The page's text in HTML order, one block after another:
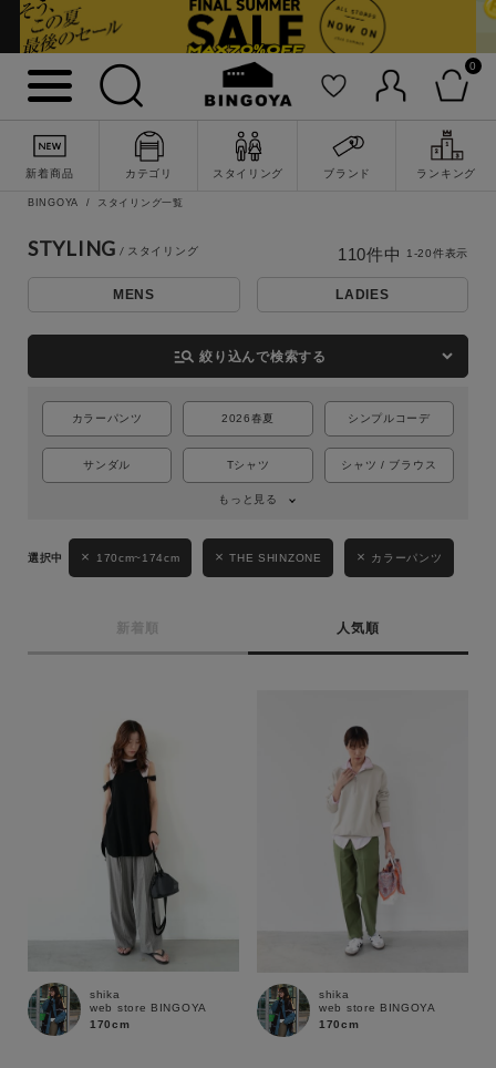
0
新着商品 カテゴリ スタイリング ブランド ランキング
詳細検索
BINGOYA スタイリング一覧
STYLING
MENS LADIES
manage_search 絞り込んで検索する
カラーパンツ 2026春夏 シンプルコーデ
サンダル Tシャツ シャツ / ブラウス
もっと見る
170cm~174cm THE SHINZONE カラーパンツ
新着順 人気順
110件中 1-20件表示
shika
web store BINGOYA
170cm
shika
web store BINGOYA
170cm